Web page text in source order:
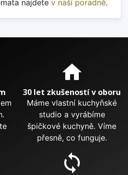
najdete v naší poradně.
home
30 let zkušeností v oboru
Máme vlastní kuchyňské
studio a vyrábíme
špičkové kuchyně. Víme
přesně, co funguje.
sync